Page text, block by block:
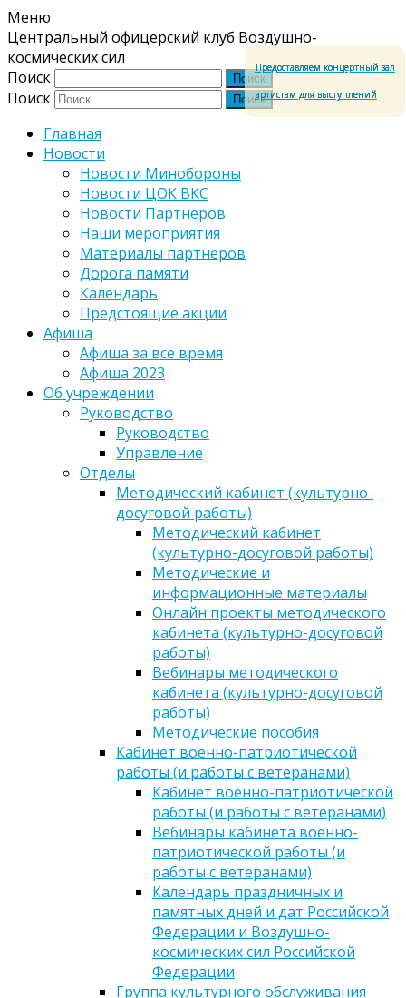
Меню
Центральный офицерский клуб Воздушно-
космических сил
Поиск
Поиск
Главная
Новости
Новости Минобороны
Новости ЦОК ВКС
Новости Партнеров
Наши мероприятия
Материалы партнеров
Дорога памяти
Календарь
Предстоящие акции
Афиша
Афиша за все время
Афиша 2023
Об учреждении
Руководство
Руководство
Управление
Отделы
Методический кабинет (культурно-
досуговой работы)
Методический кабинет
(культурно-досуговой работы)
Методические и
информационные материалы
Онлайн проекты методического
кабинета (культурно-досуговой
работы)
Вебинары методического
кабинета (культурно-досуговой
работы)
Методические пособия
Кабинет военно-патриотической
работы (и работы с ветеранами)
Кабинет военно-патриотической
работы (и работы с ветеранами)
Вебинары кабинета военно-
патриотической работы (и
работы с ветеранами)
Календарь праздничных и
памятных дней и дат Российской
Федерации и Воздушно-
космических сил Российской
Федерации
Группа культурного обслуживания
Предоставляем концертный зал
артистам для выступлений